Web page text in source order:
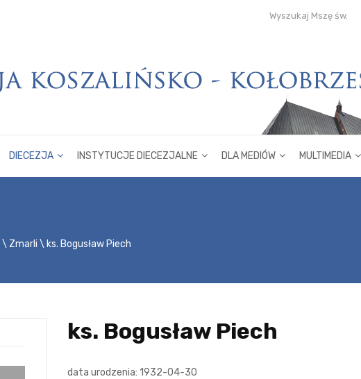
Wyszukaj Mszę św.
DIECEZJA INSTYTUCJE DIECEZJALNE DLA MEDIÓW MULTIMEDIA
Zmarli ks. Bogusław Piech
ks. Bogusław Piech
data urodzenia: 1932-04-30